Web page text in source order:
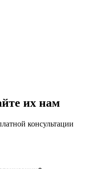
их нам
консультации